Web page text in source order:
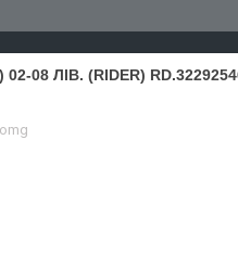
08 ЛІВ. (RIDER)